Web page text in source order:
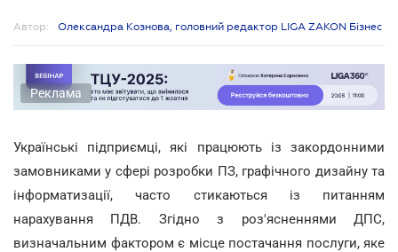
Автор: Олександра Кознова, головний редактор LIGA ZAKON Бізнес
Реклама
Українські підприємці, які працюють із закордонними
замовниками у сфері розробки ПЗ, графічного дизайну та
інформатизації, часто стикаються із питанням
нарахування ПДВ. Згідно з роз'ясненнями ДПС,
визначальним фактором є місце постачання послуги, яке